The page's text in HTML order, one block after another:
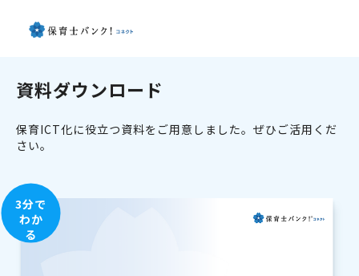
資料ダウンロード
保育ICT化に役立つ資料をご用意しました。ぜひご活用くだ
さい。
3分で
わか
る